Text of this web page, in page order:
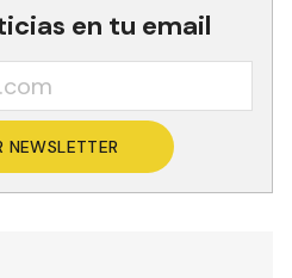
en tu email
NEWSLETTER